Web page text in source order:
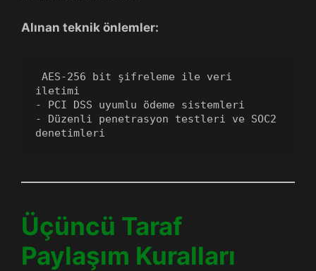
Alınan teknik önlemler:
iletimi
- PCI DSS uyumlu ödeme sistemleri
- Düzenli penetrasyon testleri ve SOC2
denetimleri
Üçüncü Taraf
Paylaşım Kuralları